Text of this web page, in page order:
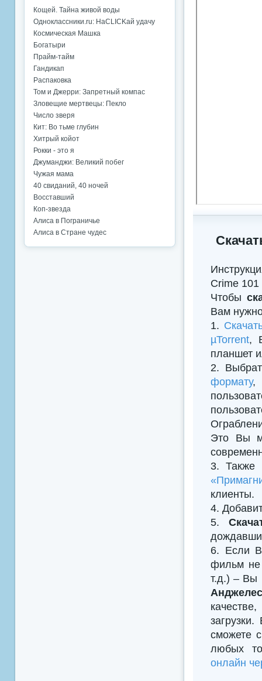
Crime
Чтобы
Вам
1.
µTorrent,
планшет
2.
формату,
Это Вы
3. Также
клиенты.
4.
5.
6. Если
фильм не
т.д.) – Вы
сможете
любых
онлайн
Кощей. Тайна живой воды
Одноклассники.ru: НаCLICKай удачу
Космическая Машка
Богатыри
Прайм-тайм
Гандикап
Распаковка
Том и Джерри: Запретный компас
Зловещие мертвецы: Пекло
Число зверя
Кит: Во тьме глубин
Хитрый койот
Рокки - это я
Джуманджи: Великий побег
Чужая мама
40 свиданий, 40 ночей
Восставший
Коп-звезда
Алиса в Пограничье
Алиса в Стране чудес